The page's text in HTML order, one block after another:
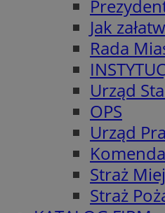
Jak
Rada
Urząd
OPS
Urząd
Straż
Straż